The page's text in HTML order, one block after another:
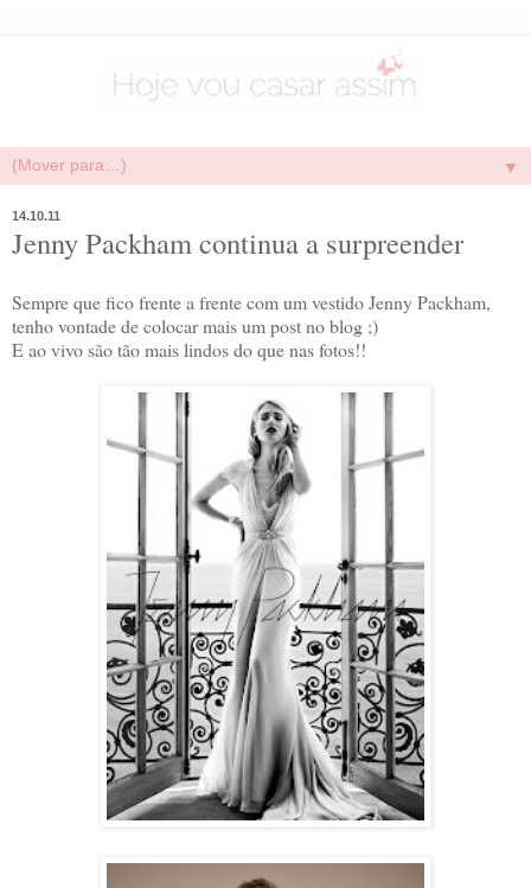
▼
14.10.11
Jenny Packham continua a surpreender
Sempre que fico frente a frente com um vestido Jenny Packham,
tenho vontade de colocar mais um post no blog ;)
E ao vivo são tão mais lindos do que nas fotos!!